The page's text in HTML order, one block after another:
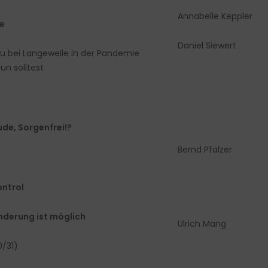
bei Langeweile in der Pandemie
solltest
Annabelle Keppler
Daniel Siewert
Sorgenfrei!?
Bernd Pfalzer
ist möglich
31)
Ulrich Mang